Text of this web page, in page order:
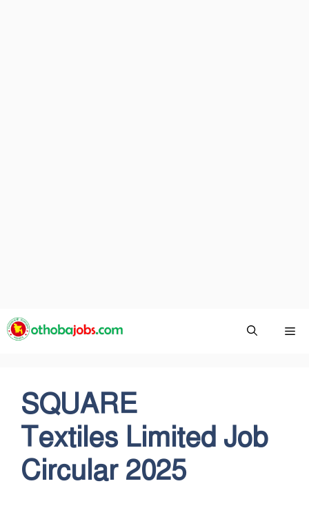
Skip
to
SQUARE
Textiles Limited Job
Circular 2025